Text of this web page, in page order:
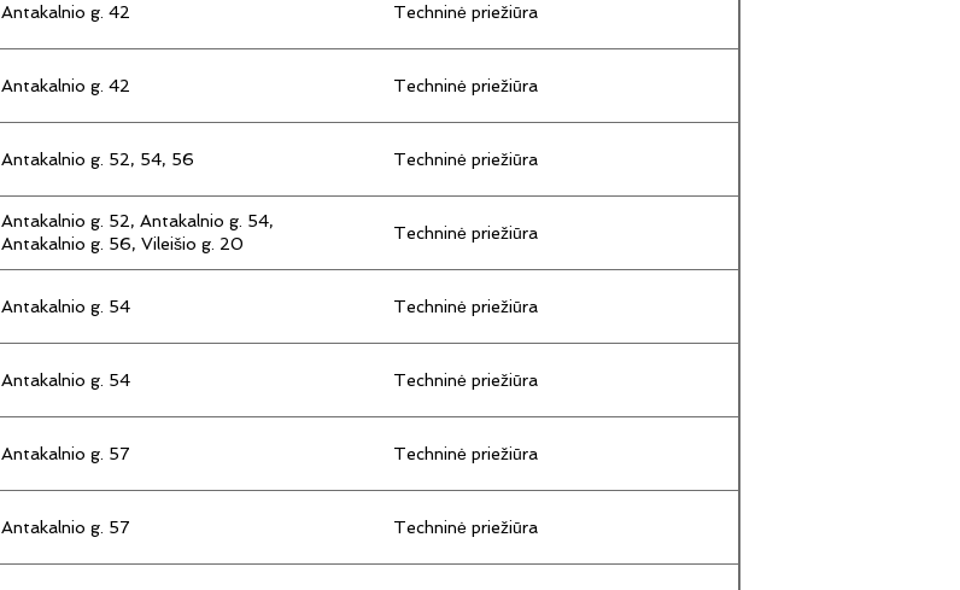
Antakalnio g. 42 Techninė priežiūra
Antakalnio g. 42 Techninė priežiūra
Antakalnio g. 52, 54, 56 Techninė priežiūra
Antakalnio g. 52, Antakalnio g. 54,
Antakalnio g. 56, Vileišio g. 20
Techninė priežiūra
Antakalnio g. 54 Techninė priežiūra
Antakalnio g. 54 Techninė priežiūra
Antakalnio g. 57 Techninė priežiūra
Antakalnio g. 57 Techninė priežiūra